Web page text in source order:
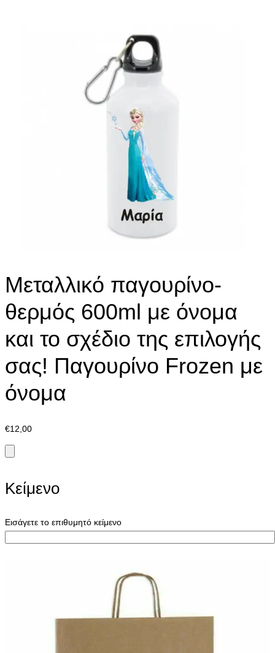
Μεταλλικό παγουρίνο-
θερμός 600ml με όνομα
και το σχέδιο της επιλογής
σας! Παγουρίνο Frozen με
όνομα
€12,00
Κείμενο
Εισάγετε το επιθυμητό κείμενο